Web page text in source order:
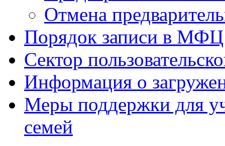
Отмена
Порядок записи в МФЦ
Сектор
Информация о
Меры поддержки для
семей